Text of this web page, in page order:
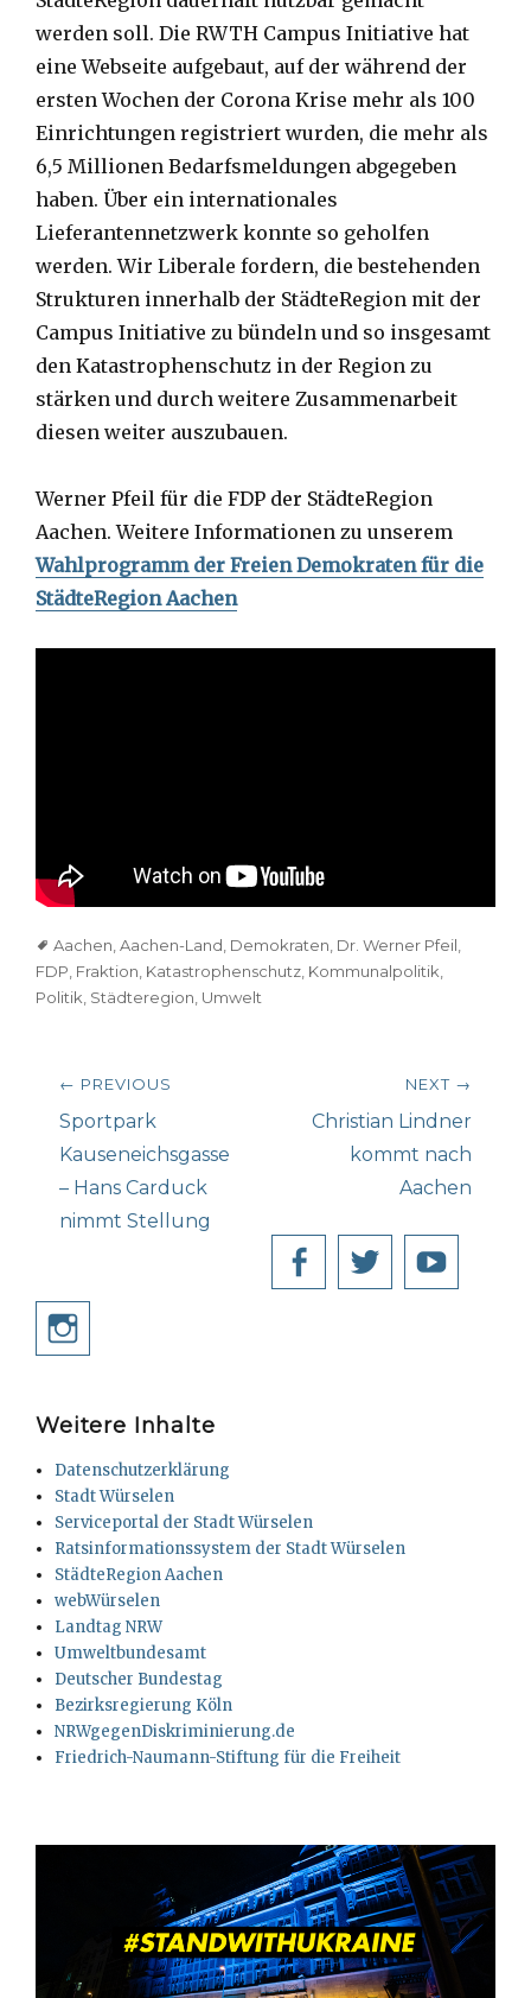
werden soll. Die RWTH Campus Initiative hat
eine Webseite aufgebaut, auf der während der
ersten Wochen der Corona Krise mehr als 100
Einrichtungen registriert wurden, die mehr als
6,5 Millionen Bedarfsmeldungen abgegeben
haben. Über ein internationales
Lieferantennetzwerk konnte so geholfen
werden. Wir Liberale fordern, die bestehenden
Strukturen innerhalb der StädteRegion mit der
Campus Initiative zu bündeln und so insgesamt
den Katastrophenschutz in der Region zu
stärken und durch weitere Zusammenarbeit
diesen weiter auszubauen.
Werner Pfeil für die FDP der StädteRegion
Aachen. Weitere Informationen zu unserem
Wahlprogramm der Freien Demokraten für die
StädteRegion Aachen
TagsAachen Aachen-Land Demokraten Dr. Werner Pfeil
FDP Fraktion Katastrophenschutz Kommunalpolitik
Politik Städteregion Umwelt
Beitragsnavigation
← PREVIOUS
Previous
post:
Sportpark
Kauseneichsgasse
– Hans Carduck
nimmt Stellung
NEXT →
Next
Christian Lindner
kommt nach
Aachen
Facebook
Twitter
Weitere Inhalte
Datenschutzerklärung
Stadt Würselen
Serviceportal der Stadt Würselen
Ratsinformationssystem der Stadt Würselen
StädteRegion Aachen
webWürselen
Landtag NRW
Umweltbundesamt
Deutscher Bundestag
Bezirksregierung Köln
NRWgegenDiskriminierung.de
Friedrich-Naumann-Stiftung für die Freiheit